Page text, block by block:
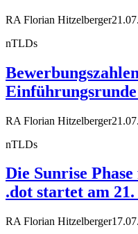
RA Florian Hitzelberger
nTLDs
RA Florian Hitzelberger
nTLDs
Die Sunrise
.dot startet am
RA Florian Hitzelberger